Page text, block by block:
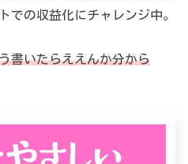
での収益化にチャレンジ中。
書いたらええんか分から